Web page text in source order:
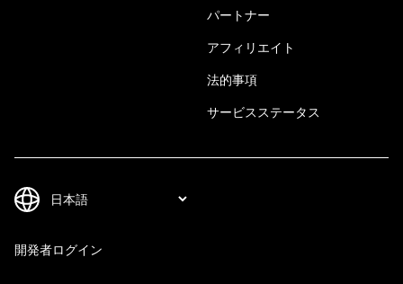
パートナー
アフィリエイト
法的事項
サービスステータス
開発者ログイン